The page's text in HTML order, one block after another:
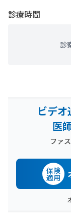
診療時間
診
ビデ
医
ファ
保険
適用